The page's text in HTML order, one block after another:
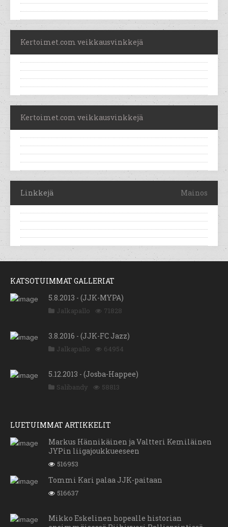
Kertoimet.com veikkausvinkkejä
Kertoimet.com veikkausvinkkejä
Linkkejä Mainos
KATSOTUIMMAT GALLERIAT
5.8.2013 - (JJK-MYPA)
Jalkapallo 71828
3.8.2016 - (JJK-FC Jazz)
Jalkapallo 64954
5.12.2013 - (Josba-Happee)
Salibandy 58813
LUETUIMMAT ARTIKKELIT
Markus Hännikäinen ja Valtteri Kemiläinen
JYPin liigajoukkueeseen
516953
Tommi Kari palaa JJK-paitaan
516637
Mikko Eskelinen hopealle historian